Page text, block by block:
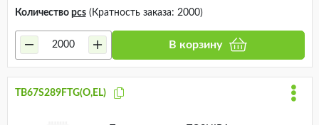
Количество pcs(Кратность заказа: 2000)
В корзину
TB67S289FTG(O,EL)